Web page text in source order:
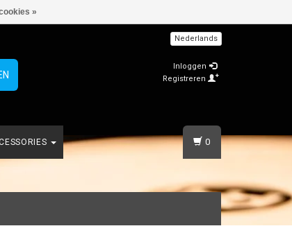
Nederlands
Inloggen
Registreren
0
»